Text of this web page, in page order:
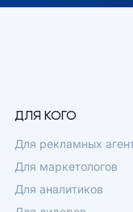
ДЛЯ КОГО
Для рекламных
Для маркетологов
Для аналитиков